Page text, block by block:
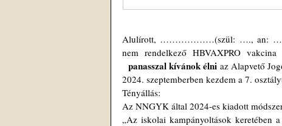
Alulírott, ………………(szül: …., an:
nem rendelkező HBVAXPRO
panasszal kívánok élni az Alapvető
2024. szeptemberben kezdem a 7.
Tényállás:
Az NNGYK által 2024-es kiadott
„Az iskolai kampányoltások keretében